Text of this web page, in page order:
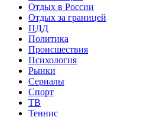
Отдых в России
Отдых за границей
ПДД
Политика
Происшествия
Психология
Рынки
Сериалы
Спорт
ТВ
Теннис